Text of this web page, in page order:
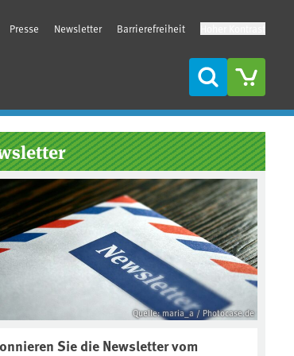
Presse Newsletter Barrierefreiheit
Suche
Quelle: maria_a / Photocase.de
Sie die Newsletter vom